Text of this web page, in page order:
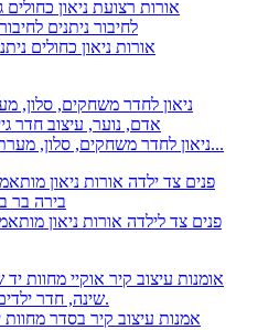
אורות ניאון כחולים
נורות LED ניאון לחדר משחקים, סלון, מערת אדם...
פנים צד לילדה אורות ניאון
אמנות עיצוב קיר בסדר מחוות